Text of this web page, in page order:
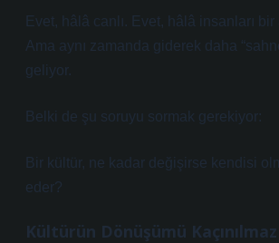
Evet, hâlâ canlı. Evet, hâlâ insanları
Ama aynı zamanda giderek daha
geliyor.
Belki de şu soruyu sormak gerekiyor:
Bir kültür, ne kadar değişirse kendisi
eder?
Kültürün Dönüşümü Kaçınılmaz